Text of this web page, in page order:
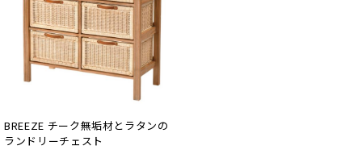
BREEZE チーク無垢材とラタンの
ランドリーチェスト